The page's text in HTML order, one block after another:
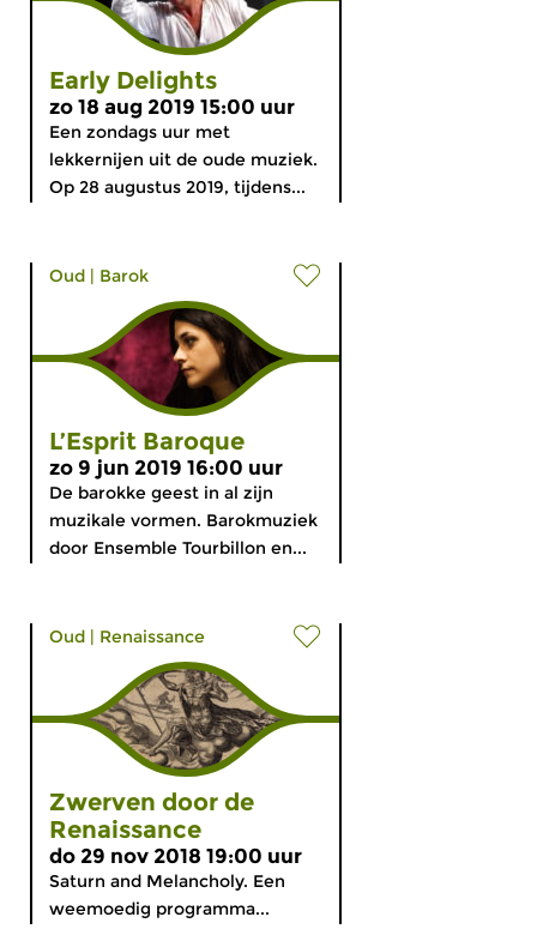
Early Delights
zo 18 aug 2019 15:00 uur
Een zondags uur met
lekkernijen uit de oude muziek.
Op 28 augustus 2019, tijdens...
Oud | Barok
L’Esprit Baroque
zo 9 jun 2019 16:00 uur
De barokke geest in al zijn
muzikale vormen. Barokmuziek
door Ensemble Tourbillon en...
Oud | Renaissance
Zwerven door de
Renaissance
do 29 nov 2018 19:00 uur
Saturn and Melancholy. Een
weemoedig programma...